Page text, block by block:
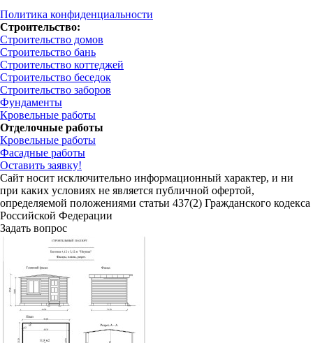
Политика конфиденциальности
Строительство:
Строительство домов
Строительство бань
Строительство коттеджей
Строительство беседок
Строительство заборов
Фундаменты
Кровельные работы
Отделочные работы
Кровельные работы
Фасадные работы
Оставить заявку!
Сайт носит исключительно информационный характер, и ни
при каких условиях не является публичной офертой,
определяемой положениями статьи 437(2) Гражданского кодекса
Российской Федерации
Задать вопрос